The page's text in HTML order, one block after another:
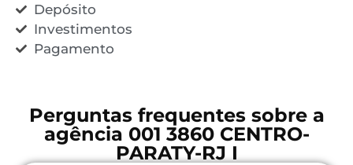
Depósito
Investimentos
Pagamento
Perguntas frequentes sobre a
agência 001 3860 CENTRO-
PARATY-RJ I